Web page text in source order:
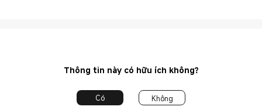
Thông tin này có hữu ích không?
Có Không